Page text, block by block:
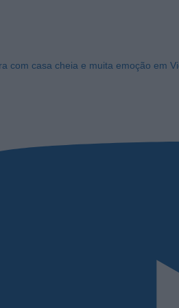
com casa cheia e muita emoção em